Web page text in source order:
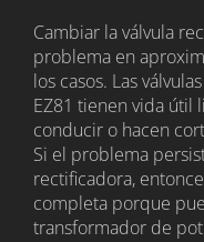
Cambiar la válvula
problema en
los casos. Las
EZ81 tienen vida útil
conducir o hacen
Si el problema
rectificadora,
completa porque
transformador de